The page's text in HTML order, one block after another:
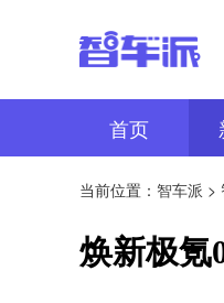
首页
当前位置： 智车派 >
焕新极氪